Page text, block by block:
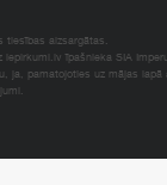
tiesības aizsargātas.
iepirkumi.lv īpašnieka SIA
ja, pamatojoties uz mājas